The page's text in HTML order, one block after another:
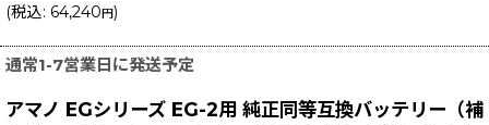
(税込: 64,240円)
通常1-7営業日に発送予定
アマノ EGシリーズ EG-2用 純正同等互換バッテリー（補